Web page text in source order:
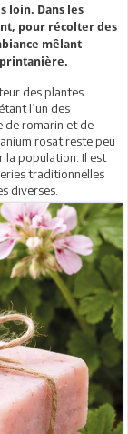
loin. Dans les
pour récolter des
mêlant
des plantes
l’un des
de romarin et de
rosat reste peu
la population. Il est
traditionnelles
diverses.